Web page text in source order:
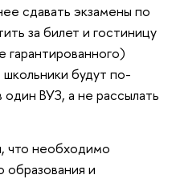
сдавать экзамены по
за билет и гостиницу
будут по-
ВУЗ, а не рассылать
что необходимо
образования и